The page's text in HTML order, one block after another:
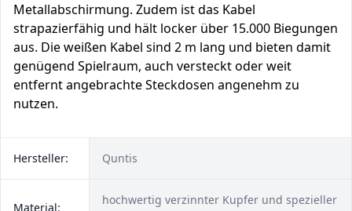
Metallabschirmung. Zudem ist das Kabel
strapazierfähig und hält locker über 15.000 Biegungen
aus. Die weißen Kabel sind 2 m lang und bieten damit
genügend Spielraum, auch versteckt oder weit
entfernt angebrachte Steckdosen angenehm zu
nutzen.
Hersteller: Quntis
Material:
hochwertig verzinnter Kupfer und spezieller